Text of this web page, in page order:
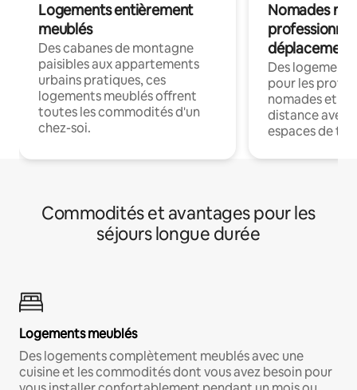
Logements entièrement
meublés
Des cabanes de montagne
paisibles aux appartements
urbains pratiques, ces
logements meublés offrent
toutes les commodités d'un
chez-soi.
Nomades
déplacement
Des
pour les
nomades et
distance avec
espaces de
Commodités et avantages pour les
séjours longue durée
Logements meublés
Des logements complètement meublés avec une
cuisine et les commodités dont vous avez besoin pour